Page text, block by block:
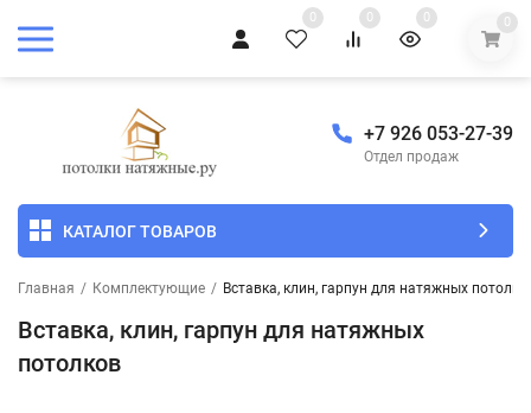
0 0 0 0
+7 926 053-27-39
Отдел продаж
КАТАЛОГ ТОВАРОВ
Главная / Комплектующие / Вставка, клин, гарпун для натяжных
Вставка, клин, гарпун для натяжных
потолков